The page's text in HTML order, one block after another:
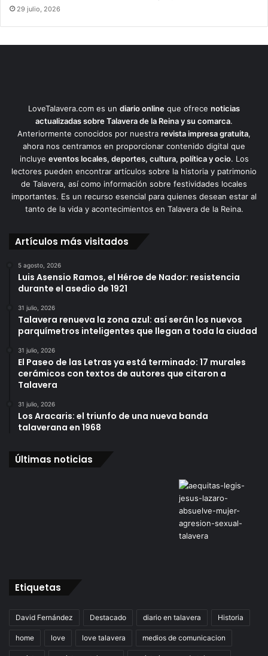
29 julio, 2026
LoveTalavera.com es un diario online que ofrece noticias
actualizadas sobre Talavera de la Reina y su comarca.
Anteriormente conocidos por nuestra revista impresa gratuita,
ahora nos centramos en proporcionar contenido digital que
incluye eventos locales, deportes, cultura, política y ocio. Los
lectores pueden encontrar artículos sobre la historia y patrimonio
de Talavera, así como información sobre festividades locales
importantes. Es un recurso esencial para quienes desean estar al
tanto de la vida y acontecimientos en Talavera de la Reina.
Artículos más visitados
5 agosto, 2026
Luis Asensio Ramos, el Héroe de Nador: resistencia
durante el asedio de 1921
31 julio, 2026
Talavera renueva la zona azul: así serán los nuevos
parquímetros inteligentes que llegan a toda la ciudad
31 julio, 2026
El Paseo de las Letras ya está terminado: 17 murales
cerámicos con textos de autores que citaron a
Talavera
31 julio, 2026
Los Aracaris: el triunfo de una nueva banda
talaverana en 1968
Últimas noticias
Etiquetas
David Fernández Destacado diario en talavera Historia
home love love talavera medios de comunicacion